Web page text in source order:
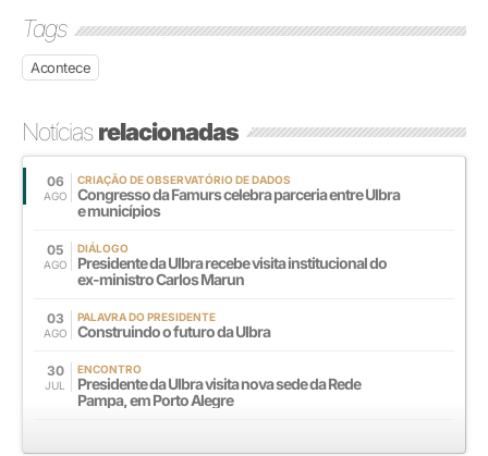
Tags
Acontece
Notíciasrelacionadas
06
AGO
CRIAÇÃO DE OBSERVATÓRIO DE DADOS
Congresso da Famurs celebra parceria entre Ulbra
e municípios
05
AGO
DIÁLOGO
Presidente da Ulbra recebe visita institucional do
ex-ministro Carlos Marun
03
AGO
PALAVRA DO PRESIDENTE
Construindo o futuro da Ulbra
30
JUL
ENCONTRO
Presidente da Ulbra visita nova sede da Rede
Pampa, em Porto Alegre